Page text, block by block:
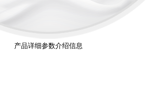
产品详细参数介绍信息